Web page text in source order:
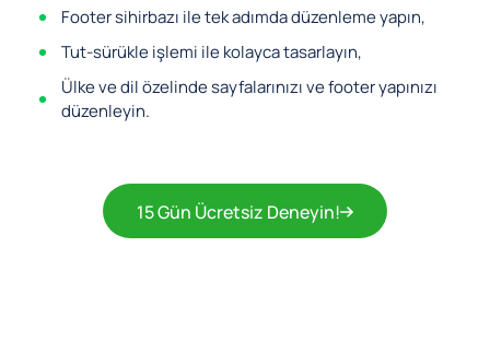
Footer sihirbazı ile tek adımda düzenleme yapın,
Tut-sürükle işlemi ile kolayca tasarlayın,
Ülke ve dil özelinde sayfalarınızı ve footer yapınızı
düzenleyin.
15 Gün Ücretsiz Deneyin!